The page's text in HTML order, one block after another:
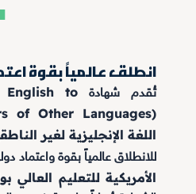
انطلق عالمياً بقوة
تُقدم شهادة English to
of Other Languages)
اللغة الإنجليزية لغير
للانطلاق عالمياً بقوة واعتماد
الأمريكية للتعليم العالي